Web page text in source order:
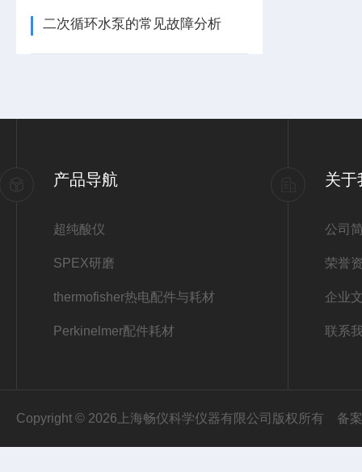
二次循环水泵的常见故障分析
产品导航
超纯酸仪
SPEX研磨
thermofisher热电配件与耗材
Perkinelmer配件耗材
关于
公司
荣誉
企业
联系
Copyright © 2026上海畅仪科学仪器有限公司版权所有 备